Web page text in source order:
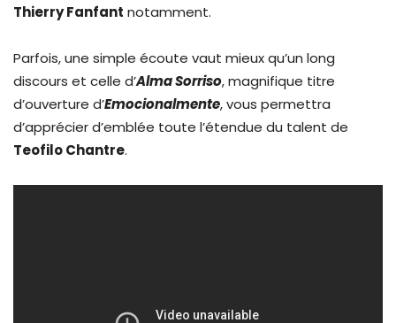
Thierry Fanfant notamment.
Parfois, une simple écoute vaut mieux qu’un long
discours et celle d’Alma Sorriso, magnifique titre
d’ouverture d’Emocionalmente, vous permettra
d’apprécier d’emblée toute l’étendue du talent de
Teofilo Chantre.